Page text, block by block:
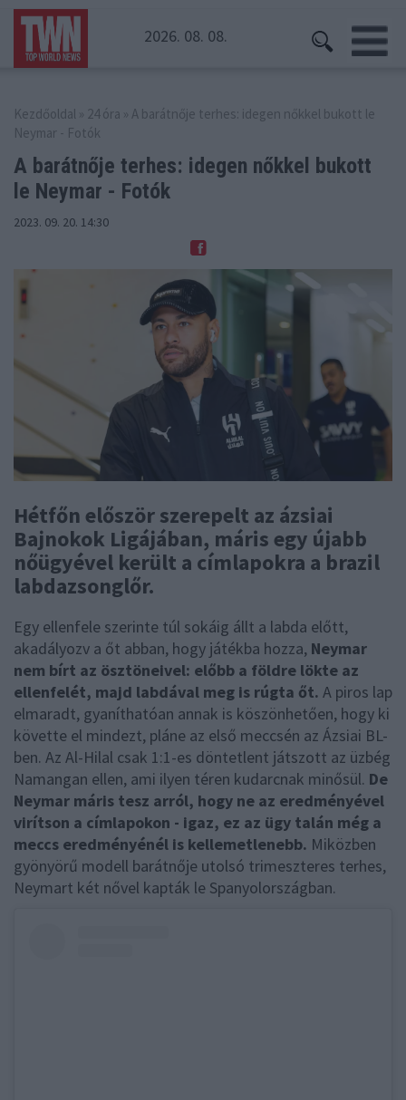
2026. 08. 08.
Kezdőoldal » 24 óra » A barátnője terhes: idegen nőkkel bukott le
Neymar - Fotók
A barátnője terhes: idegen nőkkel
bukott
le Neymar - Fotók
2023. 09. 20. 14:30
Hétfőn először szerepelt az ázsiai
Bajnokok Ligájában, máris egy újabb
nőügyével került a címlapokra a brazil
labdazsonglőr.
Egy ellenfele szerinte túl sokáig állt a labda előtt,
akadályozv a őt abban, hogy játékba hozza, Neymar
nem bírt az ösztöneivel: előbb a földre lökte az
ellenfelét, majd labdával meg is rúgta őt. A piros lap
elmaradt, gyaníthatóan annak is köszönhetően, hogy ki
követte el mindezt, pláne az első meccsén az Ázsiai BL-
ben. Az Al-Hilal csak 1:1-es döntetlent játszott az üzbég
Namangan ellen, ami ilyen téren kudarcnak minősül. De
Neymar máris tesz arról, hogy ne az eredményével
virítson a címlapokon - igaz, ez az ügy talán még a
meccs eredményénél is kellemetlenebb. Miközben
gyönyörű modell barátnője utolsó trimeszteres terhes,
Neymart két nővel kapták le Spanyolországban.